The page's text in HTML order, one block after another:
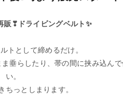
販❣ドライビングベルト✨
トとして締めるだけ。
垂らしたり、帯の間に挟み込んで
い。
ちっとしまります。